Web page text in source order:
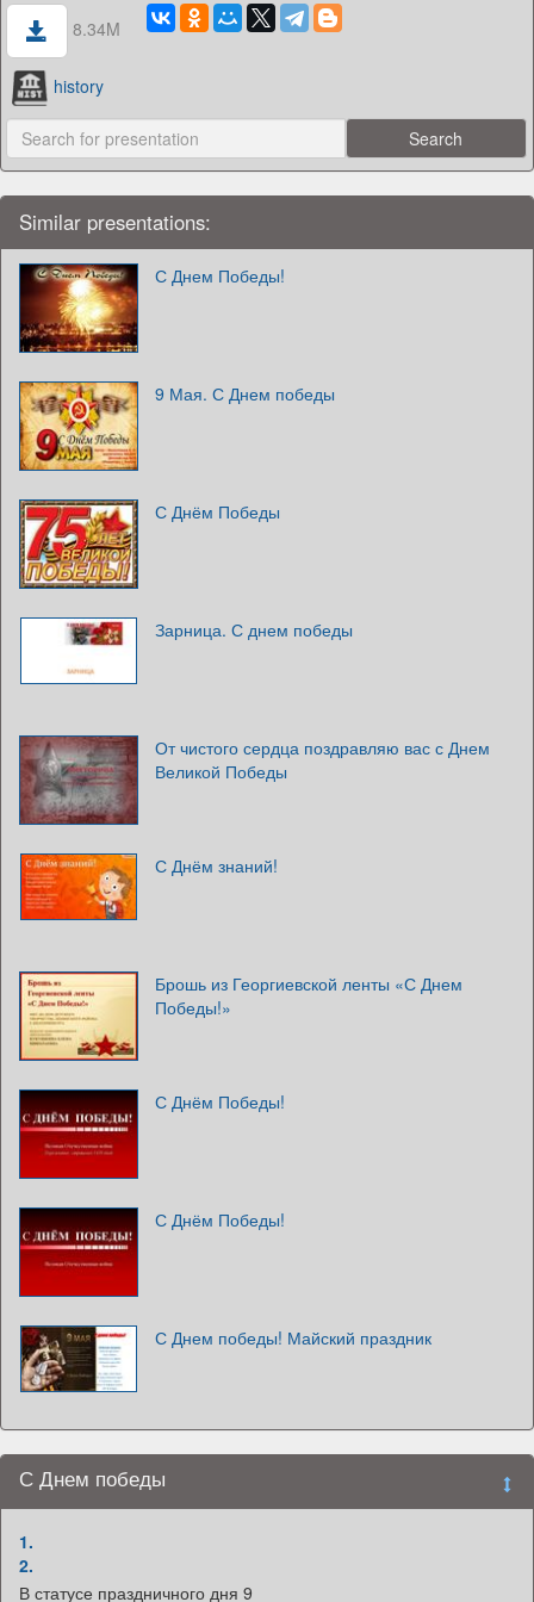
8.34M
history
Similar presentations:
С Днем Победы!
9 Мая. С Днем победы
С Днём Победы
Зарница. С днем победы
От чистого сердца поздравляю вас с Днем
Великой Победы
С Днём знаний!
Брошь из Георгиевской ленты «С Днем
Победы!»
С Днём Победы!
С Днём Победы!
С Днем победы! Майский праздник
С Днем победы
1.
2.
В статусе праздничного дня 9